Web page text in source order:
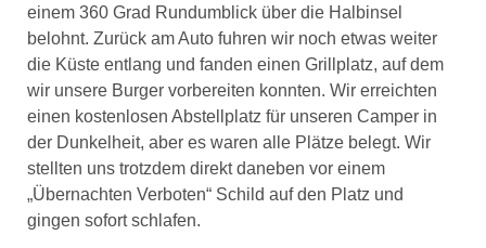
einem 360 Grad Rundumblick über die Halbinsel
belohnt. Zurück am Auto fuhren wir noch etwas weiter
die Küste entlang und fanden einen Grillplatz, auf dem
wir unsere Burger vorbereiten konnten. Wir erreichten
einen kostenlosen Abstellplatz für unseren Camper in
der Dunkelheit, aber es waren alle Plätze belegt. Wir
stellten uns trotzdem direkt daneben vor einem
„Übernachten Verboten“ Schild auf den Platz und
gingen sofort schlafen.